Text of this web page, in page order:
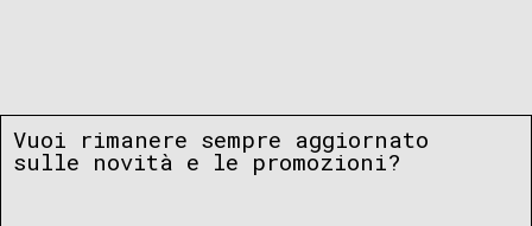
Vuoi rimanere sempre aggiornato
sulle novità e le promozioni?